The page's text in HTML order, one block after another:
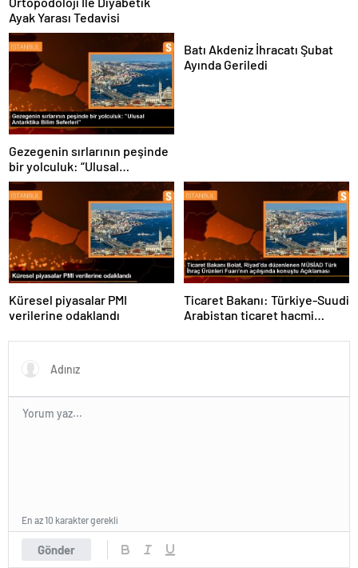
Ayak Yarası Tedavisi
Gezegenin sırlarının peşinde
bir yolculuk: “Ulusal
Antarktika Bilim Seferleri”
Batı Akdeniz İhracatı Şubat
Ayında Geriledi
Küresel piyasalar PMI
verilerine odaklandı
Ticaret Bakanı: Türkiye-Suudi
Arabistan ticaret hacmi
Gönder
En az 10 karakter gerekli